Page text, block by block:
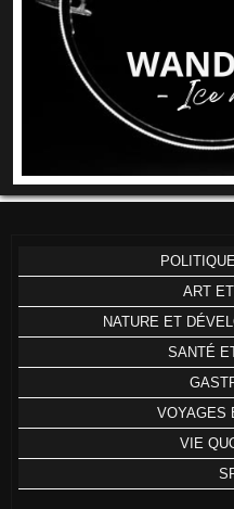
ART
NATURE ET
SANTÉ
VOYAGES
VIE